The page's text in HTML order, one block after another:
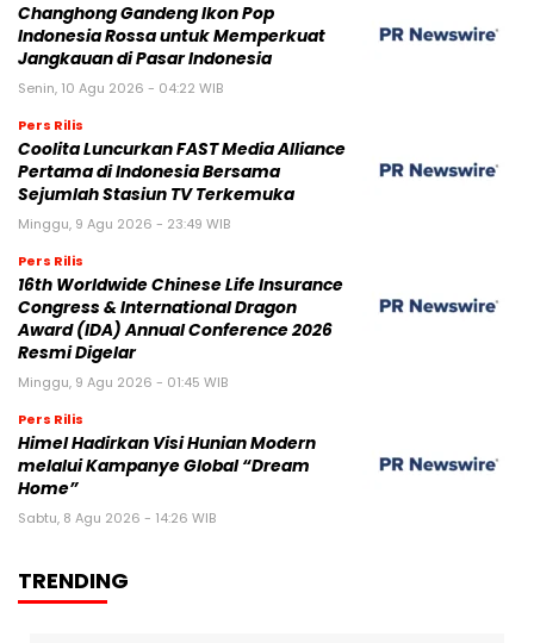
Changhong Gandeng Ikon Pop
Indonesia Rossa untuk Memperkuat
Jangkauan di Pasar Indonesia
Senin, 10 Agu 2026 - 04:22 WIB
Pers Rilis
Coolita Luncurkan FAST Media Alliance
Pertama di Indonesia Bersama
Sejumlah Stasiun TV Terkemuka
Minggu, 9 Agu 2026 - 23:49 WIB
Pers Rilis
16th Worldwide Chinese Life Insurance
Congress & International Dragon
Award (IDA) Annual Conference 2026
Resmi Digelar
Minggu, 9 Agu 2026 - 01:45 WIB
Pers Rilis
Himel Hadirkan Visi Hunian Modern
melalui Kampanye Global “Dream
Home”
Sabtu, 8 Agu 2026 - 14:26 WIB
TRENDING